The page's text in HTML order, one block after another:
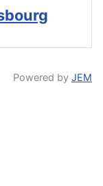
Powered by JEM